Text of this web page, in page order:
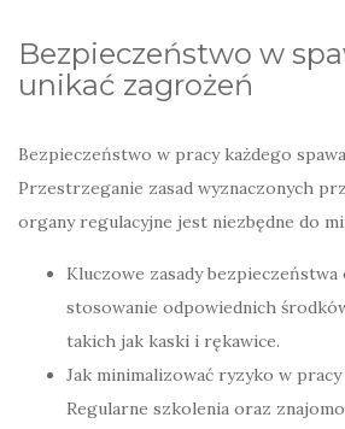
Bezpieczeństwo w
unikać zagrożeń
Bezpieczeństwo w pracy każdego
Przestrzeganie zasad wyznaczonych
organy regulacyjne jest niezbędne do
Kluczowe zasady bezpieczeństwa
stosowanie odpowiednich
takich jak kaski i rękawice.
Jak minimalizować ryzyko w pracy
Regularne szkolenia oraz